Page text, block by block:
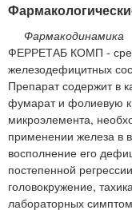
Фармакодинамика
ФЕРРЕТАБ КОМП -
железодефицитных
Препарат содержит в
фумарат и фолиевую
микроэлемента,
применении железа в
восполнение его
постепенной
головокружение,
лабораторных